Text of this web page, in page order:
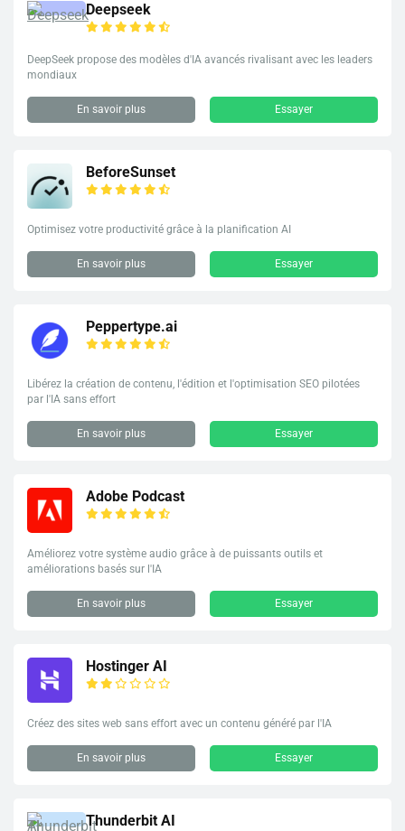
Deepseek
DeepSeek propose des modèles d'IA avancés rivalisant avec les leaders
mondiaux
En savoir plus Essayer
BeforeSunset
Optimisez votre productivité grâce à la planification AI
En savoir plus Essayer
Peppertype.ai
Libérez la création de contenu, l'édition et l'optimisation SEO pilotées
par l'IA sans effort
En savoir plus Essayer
Adobe Podcast
Améliorez votre système audio grâce à de puissants outils et
améliorations basés sur l'IA
En savoir plus Essayer
Hostinger AI
Créez des sites web sans effort avec un contenu généré par l'IA
En savoir plus Essayer
Thunderbit AI